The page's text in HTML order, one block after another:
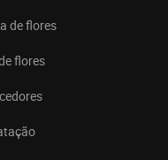
de flores
flores